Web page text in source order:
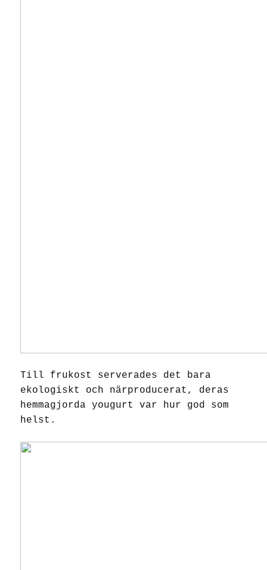
Till frukost serverades det bara
ekologiskt och närproducerat, deras
hemmagjorda yougurt var hur god som
helst.